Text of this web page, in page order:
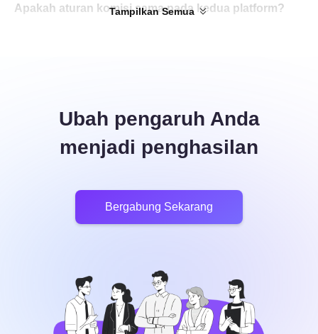
Apakah aturan komisi sama pada kedua platform?
Tampilkan Semua
Ubah pengaruh Anda
menjadi penghasilan
Bergabung Sekarang